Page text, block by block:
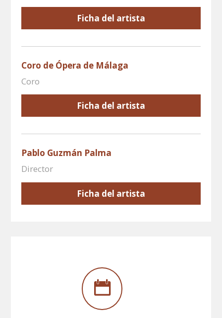
Ficha del artista
Coro de Ópera de Málaga
Coro
Ficha del artista
Pablo Guzmán Palma
Director
Ficha del artista